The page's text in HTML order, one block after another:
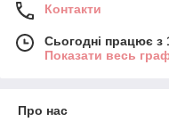
Контакти
Сьогодні працює з
Показати весь
Про нас